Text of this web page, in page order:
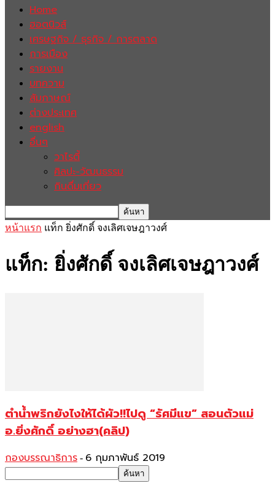
Home
ฮอตนิวส์
เศรษฐกิจ / ธุรกิจ / การตลาด
การเมือง
รายงาน
บทความ
สัมภาษณ์
ต่างประเทศ
english
อื่นๆ
วาไรตี้
ศิลปะ-วัฒนธรรม
กินดื่มเที่ยว
หน้าแรก แท็ก ยิ่งศักดิ์ จงเลิศเจษฎาวงศ์
แท็ก: ยิ่งศักดิ์ จงเลิศเจษฎาวงศ์
ตำน้ำพริกยังไงให้ได้ผัว!!ไปดู “รัศมีแข” สอนตัวแม่
อ.ยิ่งศักดิ์ อย่างฮา(คลิป)
กองบรรณาธิการ - 6 กุมภาพันธ์ 2019